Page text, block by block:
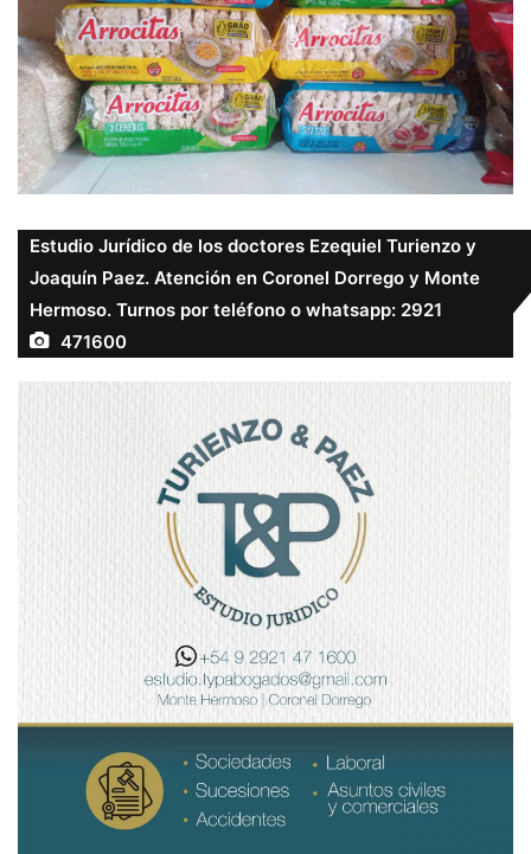
Estudio Jurídico de los doctores Ezequiel Turienzo y
Joaquín Paez. Atención en Coronel Dorrego y Monte
Hermoso. Turnos por teléfono o whatsapp: 2921
471600